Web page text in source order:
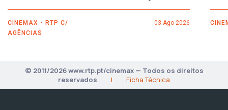
CINEMAX - RTP C/
AGÊNCIAS
03 Ago 2026
© 2011/2026 www.rtp.pt/cinemax — Todos os direitos
reservados
| Ficha Técnica